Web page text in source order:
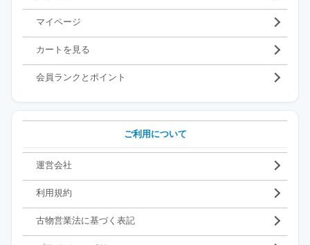
マイページ
カートを見る
会員ランクとポイント
ご利用について
運営会社
利用規約
古物営業法に基づく表記